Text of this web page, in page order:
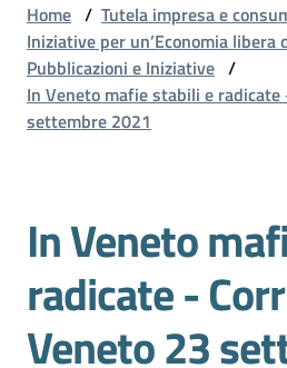
Avviare
Impresa
Promuovere
Impresa
e
territorio
Home / Tutela impresa e
Iniziative per un’Economia libera
Pubblicazioni e Iniziative /
In Veneto mafie stabili e
settembre 2021
In Veneto
radicate -
Veneto 23